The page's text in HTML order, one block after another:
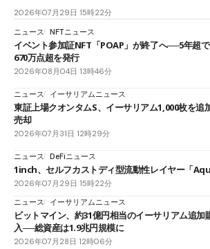
2026年07月29日 15時22分
ニュース NFTニュース
イベント参加証NFT「POAP」が終了へ──5年超で
670万点超を発行
2026年08月04日 13時46分
ニュース イーサリアムニュース
東証上場クオンタムS、イーサリアム1,000枚を追
売却
2026年07月31日 12時29分
ニュース DeFiニュース
1inch、セルフカストディ型流動性レイヤー「
2026年07月29日 15時22分
ニュース
イーサリアムニュース
ビットマイン、約31億円相当のイーサリアム追加
入──総資産は1.9兆円規模に
2026年07月28日 12時06分